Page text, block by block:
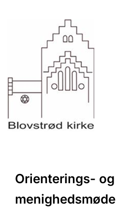
Orienterings- og
menighedsmøde